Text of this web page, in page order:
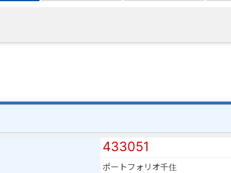
433051
ポートフォリオ千住